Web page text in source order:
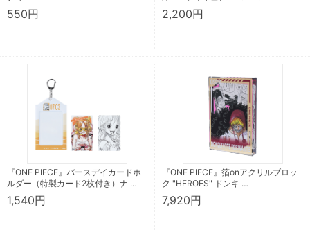
550円 2,200円
『ONE PIECE』バースデイカードホ
ルダー（特製カード2枚付き）ナ …
1,540円
『ONE PIECE』箔onアクリルブロッ
ク "HEROES" ドンキ …
7,920円